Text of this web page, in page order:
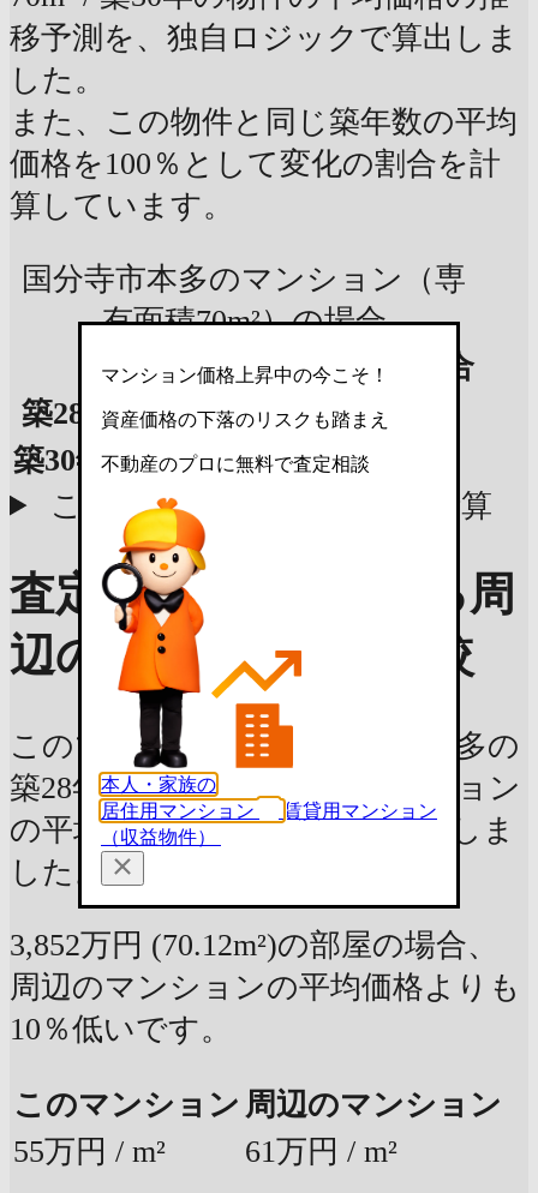
移予測を、独自ロジックで算出しま
した。
また、この物件と同じ築年数の平均
価格を100％として変化の割合を計
算しています。
国分寺市本多のマンション（専
有面積70m²）の場合
平均価格 変化割合
築28年(現在) 4,292万円100％
築30年(2年後)4,219万円98.3％
この物件の参考査定価格で計算
査定価格の目安を知る周
辺のマンションと比較
このマンションと、国分寺市本多の
築28年 / 専有面積70m² のマンション
の平均価格を、平米単価で比較しま
した。
3,852万円 (70.12m²)の部屋の場合、
周辺のマンションの平均価格よりも
10％低いです。
このマンション 周辺のマンション
55万円 / m²
61万円 / m²
マンション価格上昇中の今こそ！
資産価格の下落のリスクも踏まえ
不動産のプロに無料で査定相談
本人・家族の
居住用マンション
賃貸用マンション
（収益物件）